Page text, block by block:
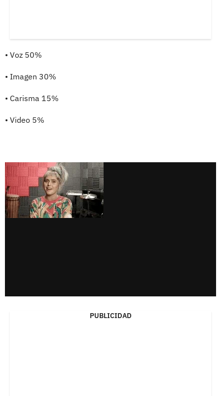
• Voz 50%
• Imagen 30%
• Carisma 15%
• Video 5%
PUBLICIDAD